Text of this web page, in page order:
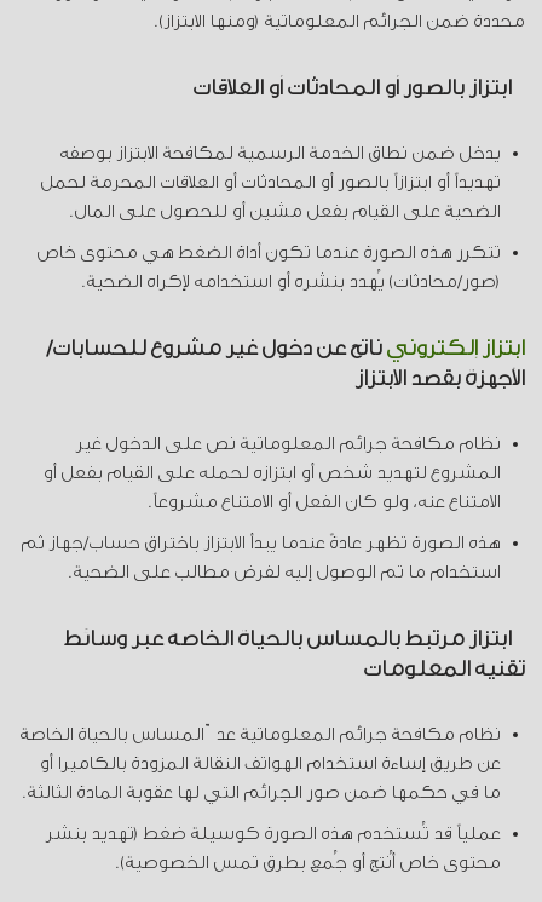
محددة ضمن الجرائم المعلوماتية (ومنها الابتزاز).
ابتزاز بالصور أو المحادثات أو العلاقات
يدخل ضمن نطاق الخدمة الرسمية لمكافحة الابتزاز بوصفه
تهديداً أو ابتزازاً بالصور أو المحادثات أو العلاقات المحرمة لحمل
الضحية على القيام بفعل مشين أو للحصول على المال.
تتكرر هذه الصورة عندما تكون أداة الضغط هي محتوى خاص
(صور/محادثات) يُهدد بنشره أو استخدامه لإكراه الضحية.
ابتزاز إلكتروني ناتج عن دخول غير مشروع للحسابات/
الأجهزة بقصد الابتزاز
نظام مكافحة جرائم المعلوماتية نص على الدخول غير
المشروع لتهديد شخص أو ابتزازه لحمله على القيام بفعل أو
الامتناع عنه، ولو كان الفعل أو الامتناع مشروعاً.
هذه الصورة تظهر عادةً عندما يبدأ الابتزاز باختراق حساب/جهاز ثم
استخدام ما تم الوصول إليه لفرض مطالب على الضحية.
ابتزاز مرتبط بالمساس بالحياة الخاصة عبر وسائط
تقنية المعلومات
نظام مكافحة جرائم المعلوماتية عدّ المساس بالحياة الخاصة
عن طريق إساءة استخدام الهواتف النقالة المزودة بالكاميرا أو
ما في حكمها ضمن صور الجرائم التي لها عقوبة المادة الثالثة.
عملياً قد تُستخدم هذه الصورة كوسيلة ضغط (تهديد بنشر
محتوى خاص أُنتج أو جُمع بطرق تمس الخصوصية).